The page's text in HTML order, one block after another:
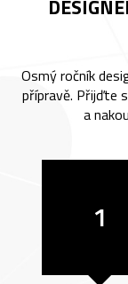
Osmý ročník
přípravě. Přijďte
a
1